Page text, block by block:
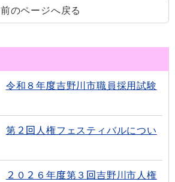
前のページへ戻る
令和８年度吉野川市職員採用試験
第２回人権フェスティバルについ
２０２６年度第３回吉野川市人権